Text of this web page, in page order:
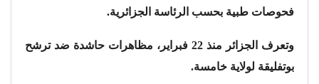
فحوصات طبية بحسب الرئاسة الجزائرية.
وتعرف الجزائر منذ 22 فبراير، مظاهرات حاشدة ضد ترشح
بوتفليقة لولاية خامسة.